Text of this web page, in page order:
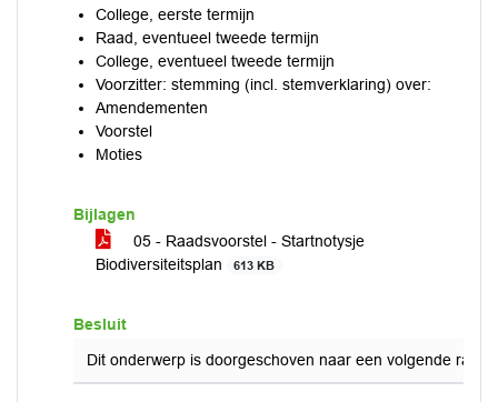
College, eerste termijn
Raad, eventueel tweede termijn
College, eventueel tweede termijn
Voorzitter: stemming (incl. stemverklaring) over:
Amendementen
Voorstel
Moties
Bijlagen
05 - Raadsvoorstel - Startnotysje
Biodiversiteitsplan
613 KB
Besluit
Dit onderwerp is doorgeschoven naar een volgende